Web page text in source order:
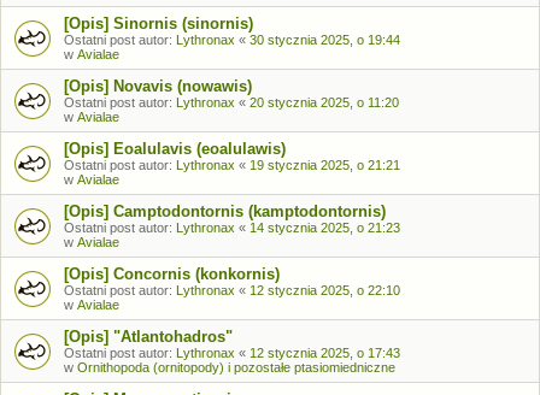
[Opis] Sinornis (sinornis)
Ostatni post autor: Lythronax « 30 stycznia 2025, o 19:44
w Avialae
[Opis] Novavis (nowawis)
Ostatni post autor: Lythronax « 20 stycznia 2025, o 11:20
w Avialae
[Opis] Eoalulavis (eoalulawis)
Ostatni post autor: Lythronax « 19 stycznia 2025, o 21:21
w Avialae
[Opis] Camptodontornis (kamptodontornis)
Ostatni post autor: Lythronax « 14 stycznia 2025, o 21:23
w Avialae
[Opis] Concornis (konkornis)
Ostatni post autor: Lythronax « 12 stycznia 2025, o 22:10
w Avialae
[Opis] "Atlantohadros"
Ostatni post autor: Lythronax « 12 stycznia 2025, o 17:43
w Ornithopoda (ornitopody) i pozostałe ptasiomiedniczne